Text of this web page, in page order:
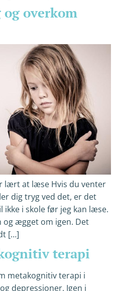
overkom
lært at læse Hvis du venter
dig tryg ved det, er det
ikke i skole før jeg kan læse.
ægget om igen. Det
[…]
terapi
metakognitiv terapi i
depressioner. Igen i